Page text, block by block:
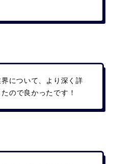
について、より深く詳
ので良かったです！